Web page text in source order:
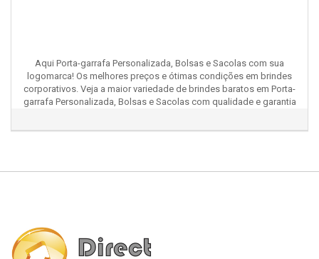
Aqui Porta-garrafa Personalizada, Bolsas e Sacolas com sua
logomarca! Os melhores preços e ótimas condições em brindes
corporativos. Veja a maior variedade de brindes baratos em Porta-
garrafa Personalizada, Bolsas e Sacolas com qualidade e garantia